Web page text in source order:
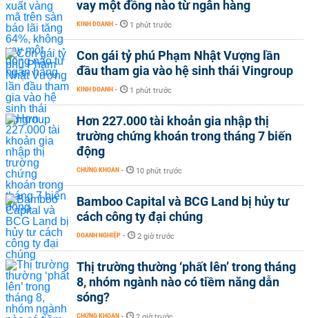
vay một đồng nào từ ngân hàng
KINH DOANH - 1 phút trước
Con gái tỷ phú Phạm Nhật Vượng lần
đầu tham gia vào hệ sinh thái Vingroup
KINH DOANH - 1 phút trước
Hơn 227.000 tài khoản gia nhập thị
trường chứng khoán trong tháng 7 biến
động
CHỨNG KHOÁN - 10 phút trước
Bamboo Capital và BCG Land bị hủy tư
cách công ty đại chúng
DOANH NGHIỆP - 2 giờ trước
Thị trường thường ‘phất lên’ trong tháng
8, nhóm ngành nào có tiềm năng dẫn
sóng?
CHỨNG KHOÁN -